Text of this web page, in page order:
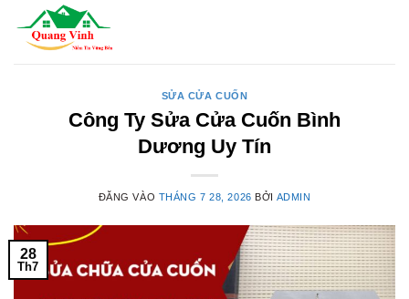
qua
SỬA CỬA CUỐN
Công Ty Sửa Cửa Cuốn Bình
Dương Uy Tín
ĐĂNG VÀO THÁNG 7 28, 2026 BỞI ADMIN
28
Th7